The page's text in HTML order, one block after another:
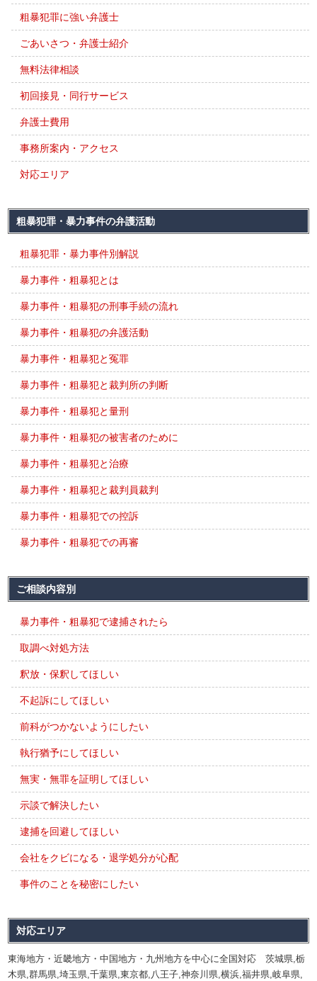
粗暴犯罪に強い弁護士
ごあいさつ・弁護士紹介
無料法律相談
初回接見・同行サービス
弁護士費用
事務所案内・アクセス
対応エリア
粗暴犯罪・暴力事件の弁護活動
粗暴犯罪・暴力事件別解説
暴力事件・粗暴犯とは
暴力事件・粗暴犯の刑事手続の流れ
暴力事件・粗暴犯の弁護活動
暴力事件・粗暴犯と冤罪
暴力事件・粗暴犯と裁判所の判断
暴力事件・粗暴犯と量刑
暴力事件・粗暴犯の被害者のために
暴力事件・粗暴犯と治療
暴力事件・粗暴犯と裁判員裁判
暴力事件・粗暴犯での控訴
暴力事件・粗暴犯での再審
ご相談内容別
暴力事件・粗暴犯で逮捕されたら
取調べ対処方法
釈放・保釈してほしい
不起訴にしてほしい
前科がつかないようにしたい
執行猶予にしてほしい
無実・無罪を証明してほしい
示談で解決したい
逮捕を回避してほしい
会社をクビになる・退学処分が心配
事件のことを秘密にしたい
対応エリア
東海地方・近畿地方・中国地方・九州地方を中心に全国対応 茨城県,栃
木県,群馬県,埼玉県,千葉県,東京都,八王子,神奈川県,横浜,福井県,岐阜県,